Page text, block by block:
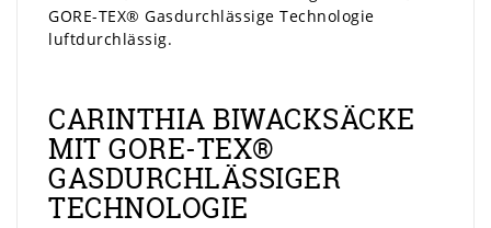
GORE-TEX® Gasdurchlässige Technologie
luftdurchlässig.
CARINTHIA BIWACKSÄCKE
MIT GORE-TEX®
GASDURCHLÄSSIGER
TECHNOLOGIE